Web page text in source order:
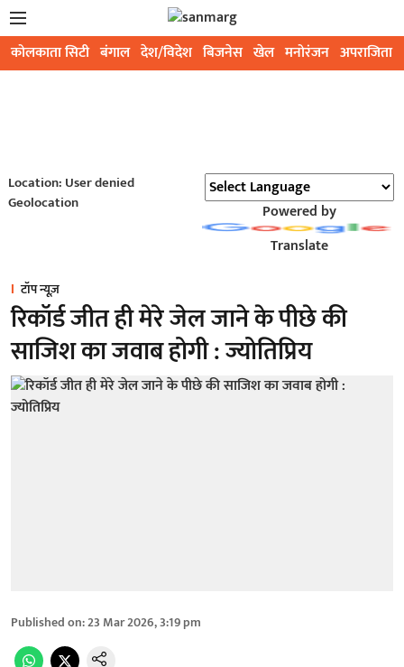
कोलकाता सिटी बंगाल देश/विदेश बिजनेस खेल मनोरंजन अपराजिता
Location: User denied
Geolocation
Powered by
Translate
टॉप न्यूज़
रिकॉर्ड जीत ही मेरे जेल जाने के पीछे की
साजिश का जवाब होगी : ज्योतिप्रिय
Published on:23 Mar 2026, 3:19 pm